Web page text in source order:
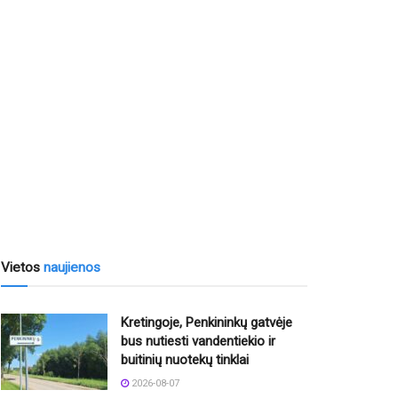
Vietos naujienos
Kretingoje, Penkininkų gatvėje
bus nutiesti vandentiekio ir
buitinių nuotekų tinklai
2026-08-07